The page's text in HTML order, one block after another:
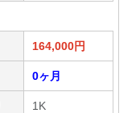
164,000円
0ヶ月
1K